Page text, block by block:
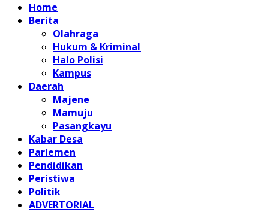
Home
Berita
Olahraga
Hukum & Kriminal
Halo Polisi
Kampus
Daerah
Majene
Mamuju
Pasangkayu
Kabar Desa
Parlemen
Pendidikan
Peristiwa
Politik
ADVERTORIAL